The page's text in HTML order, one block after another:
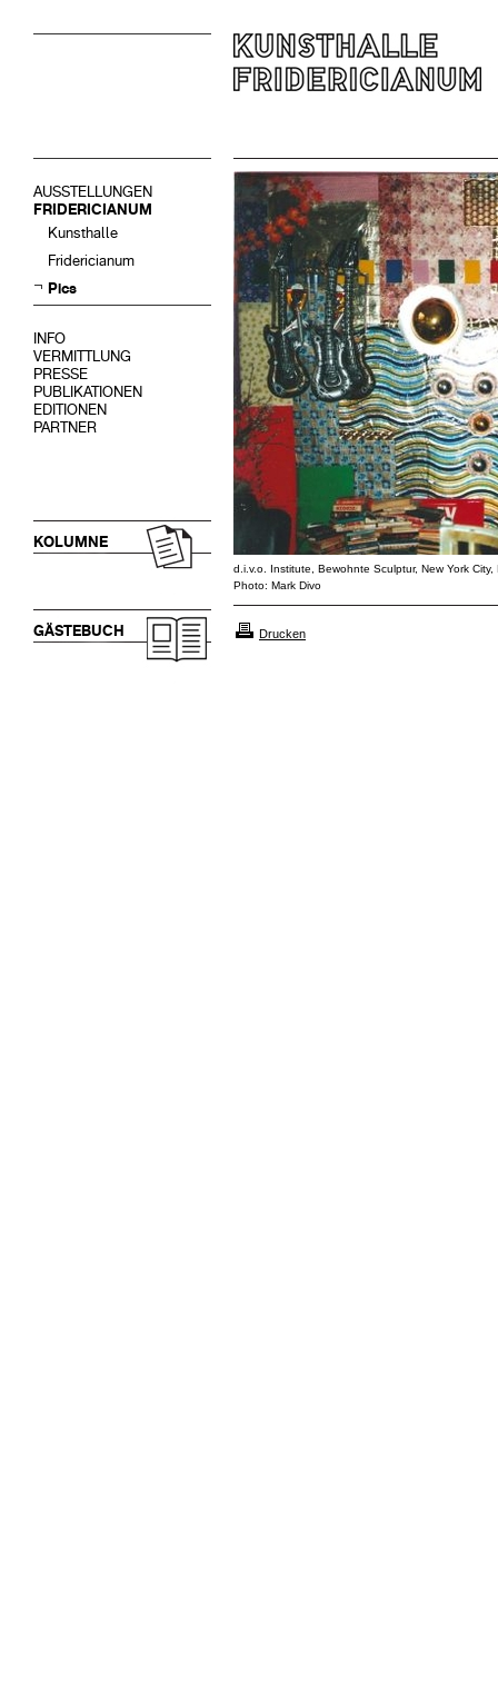
AUSSTELLUNGEN
FRIDERICIANUM
Kunsthalle
Fridericianum
Pics
INFO
VERMITTLUNG
PRESSE
PUBLIKATIONEN
EDITIONEN
PARTNER
KOLUMNE
GÄSTEBUCH
d.i.v.o. Institute, Bewohnte Sculptur, New York
Photo: Mark Divo
Drucken